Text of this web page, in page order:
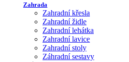
Zahrada
Zahradní křesla
Zahradní židle
Zahradní lehátka
Zahradní lavice
Zahradní stoly
Záhradní sestavy